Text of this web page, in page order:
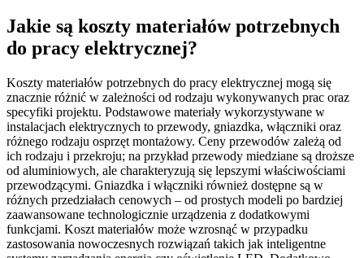
Jakie są koszty materiałów potrzebnych
do pracy elektrycznej?
Koszty materiałów potrzebnych do pracy elektrycznej mogą się
znacznie różnić w zależności od rodzaju wykonywanych prac oraz
specyfiki projektu. Podstawowe materiały wykorzystywane w
instalacjach elektrycznych to przewody, gniazdka, włączniki oraz
różnego rodzaju osprzęt montażowy. Ceny przewodów zależą od
ich rodzaju i przekroju; na przykład przewody miedziane są droższe
od aluminiowych, ale charakteryzują się lepszymi właściwościami
przewodzącymi. Gniazdka i włączniki również dostępne są w
różnych przedziałach cenowych – od prostych modeli po bardziej
zaawansowane technologicznie urządzenia z dodatkowymi
funkcjami. Koszt materiałów może wzrosnąć w przypadku
zastosowania nowoczesnych rozwiązań takich jak inteligentne